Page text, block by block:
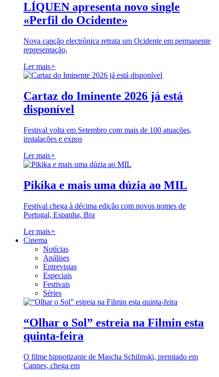
LÍQUEN apresenta novo single
«Perfil do Ocidente»
Nova canção electrónica retrata um Ocidente em permanente
representação,
Ler mais+
Cartaz do Iminente 2026 já está
disponível
Festival volta em Setembro com mais de 100 atuações,
instalações e expos
Ler mais+
Pikika e mais uma dúzia ao MIL
Festival chega à décima edição com novos nomes de
Portugal, Espanha, Bra
Ler mais+
Cinema
Notícias
Análises
Entrevistas
Especiais
Festivais
Séries
“Olhar o Sol” estreia na Filmin esta
quinta-feira
O filme hipnotizante de Mascha Schilinski, premiado em
Cannes, chega em